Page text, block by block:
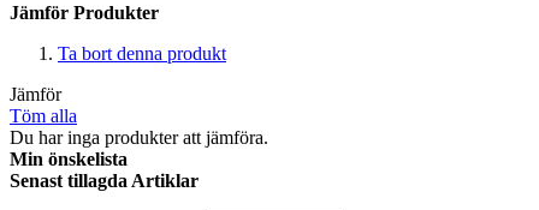
Jämför Produkter
Ta bort denna produkt
Jämför
Töm alla
Du har inga produkter att jämföra.
Min önskelista
Senast tillagda Artiklar